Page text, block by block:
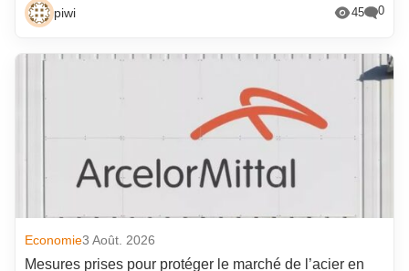
piwi 45 0
Economie3 Août. 2026
Mesures prises pour protéger le marché de l’acier en